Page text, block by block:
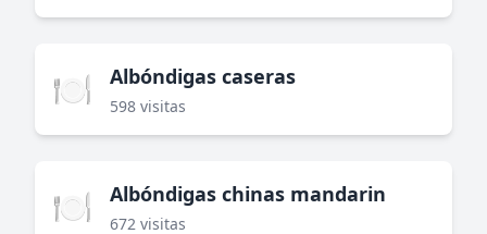
🍽️ Albóndigas caseras
598 visitas
🍽️ Albóndigas chinas mandarin
672 visitas